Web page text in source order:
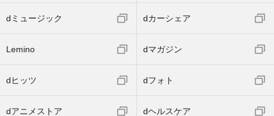
dミュージック dカーシェア
Lemino dマガジン
dヒッツ dフォト
dアニメストア dヘルスケア